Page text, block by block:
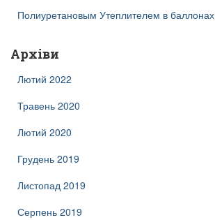
Полиуретановым Утеплителем в баллонах
Архіви
Лютий 2022
Травень 2020
Лютий 2020
Грудень 2019
Листопад 2019
Серпень 2019